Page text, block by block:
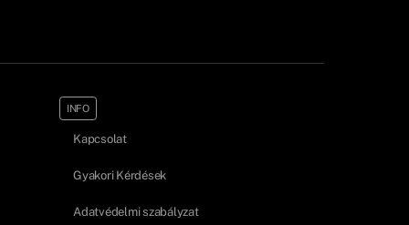
INFO
Kapcsolat
Gyakori Kérdések
Adatvédelmi szabályzat